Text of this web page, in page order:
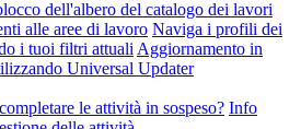
dell'albero del catalogo dei lavori
alle aree di lavoro Naviga i profili dei
i tuoi filtri attuali Aggiornamento in
Universal Updater
le attività in sospeso? Info